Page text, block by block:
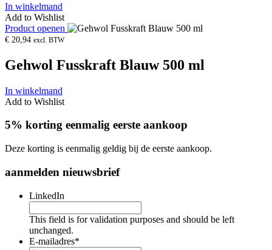
In winkelmand
Add to Wishlist
Product openen
€ 20,94 excl. BTW
Gehwol Fusskraft Blauw 500 ml
In winkelmand
Add to Wishlist
5% korting eenmalig eerste aankoop
Deze korting is eenmalig geldig bij de eerste aankoop.
aanmelden nieuwsbrief
LinkedIn
This field is for validation purposes and should be left
unchanged.
E-mailadres*